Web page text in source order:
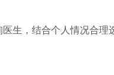
生，结合个人情况合理